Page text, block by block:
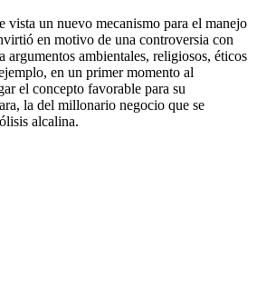
vista un nuevo mecanismo para el manejo
en motivo de una controversia con
argumentos ambientales, religiosos, éticos
en un primer momento al
el concepto favorable para su
la del millonario negocio que se
alcalina.